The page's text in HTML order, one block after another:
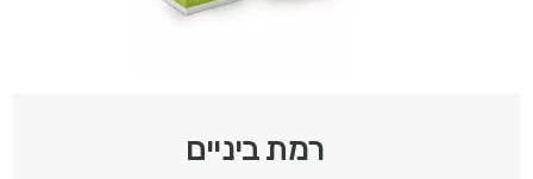
רמת ביניים